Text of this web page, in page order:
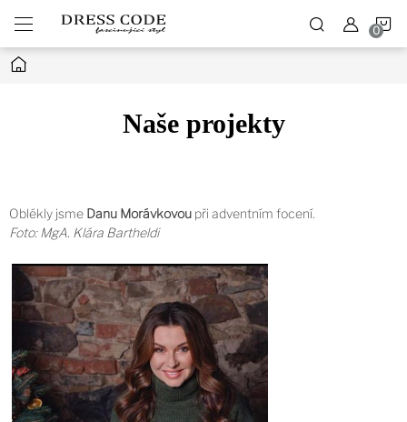
obsah
Domů
Naše projekty
Oblékly jsme Danu Morávkovou při adventním focení.
Foto: MgA. Klára Bartheldi